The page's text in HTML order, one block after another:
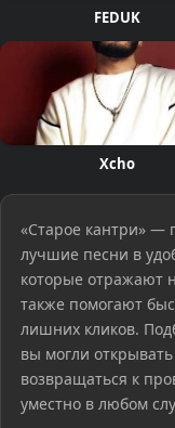
FEDUK
Xcho
«Старое кантри» —
лучшие песни в
которые отражают
также помогают
лишних кликов.
вы могли
возвращаться к
уместно в любом